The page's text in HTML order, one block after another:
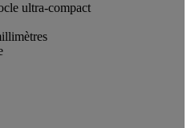
ultra-compact